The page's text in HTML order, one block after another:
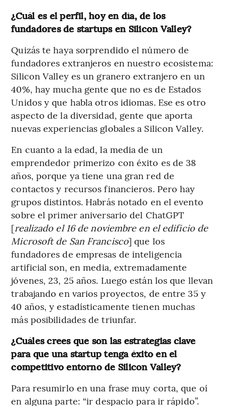
¿Cuál es el perfil, hoy en día, de los
fundadores de startups en Silicon Valley?
Quizás te haya sorprendido el número de
fundadores extranjeros en nuestro ecosistema:
Silicon Valley es un granero extranjero en un
40%, hay mucha gente que no es de Estados
Unidos y que habla otros idiomas. Ese es otro
aspecto de la diversidad, gente que aporta
nuevas experiencias globales a Silicon Valley.
En cuanto a la edad, la media de un
emprendedor primerizo con éxito es de 38
años, porque ya tiene una gran red de
contactos y recursos financieros. Pero hay
grupos distintos. Habrás notado en el evento
sobre el primer aniversario del ChatGPT
[realizado el 16 de noviembre en el edificio de
Microsoft de San Francisco] que los
fundadores de empresas de inteligencia
artificial son, en media, extremadamente
jóvenes, 23, 25 años. Luego están los que llevan
trabajando en varios proyectos, de entre 35 y
40 años, y estadísticamente tienen muchas
más posibilidades de triunfar.
¿Cuáles crees que son las estrategias clave
para que una startup tenga éxito en el
competitivo entorno de Silicon Valley?
Para resumirlo en una frase muy corta, que oí
en alguna parte: “ir despacio para ir rápido”.